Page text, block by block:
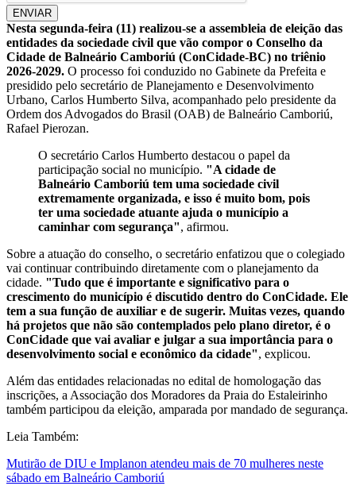
ENVIAR
Nesta segunda-feira (11) realizou-se a assembleia de eleição das
entidades da sociedade civil que vão compor o Conselho da
Cidade de Balneário Camboriú (ConCidade-BC) no triênio
2026-2029. O processo foi conduzido no Gabinete da Prefeita e
presidido pelo secretário de Planejamento e Desenvolvimento
Urbano, Carlos Humberto Silva, acompanhado pelo presidente da
Ordem dos Advogados do Brasil (OAB) de Balneário Camboriú,
Rafael Pierozan.
O secretário Carlos Humberto destacou o papel da
participação social no município. "A cidade de
Balneário Camboriú tem uma sociedade civil
extremamente organizada, e isso é muito bom, pois
ter uma sociedade atuante ajuda o município a
caminhar com segurança", afirmou.
Sobre a atuação do conselho, o secretário enfatizou que o colegiado
vai continuar contribuindo diretamente com o planejamento da
cidade. "Tudo que é importante e significativo para o
crescimento do município é discutido dentro do ConCidade. Ele
tem a sua função de auxiliar e de sugerir. Muitas vezes, quando
há projetos que não são contemplados pelo plano diretor, é o
ConCidade que vai avaliar e julgar a sua importância para o
desenvolvimento social e econômico da cidade", explicou.
Além das entidades relacionadas no edital de homologação das
inscrições, a Associação dos Moradores da Praia do Estaleirinho
também participou da eleição, amparada por mandado de segurança.
Leia Também:
Mutirão de DIU e Implanon atendeu mais de 70 mulheres neste
sábado em Balneário Camboriú